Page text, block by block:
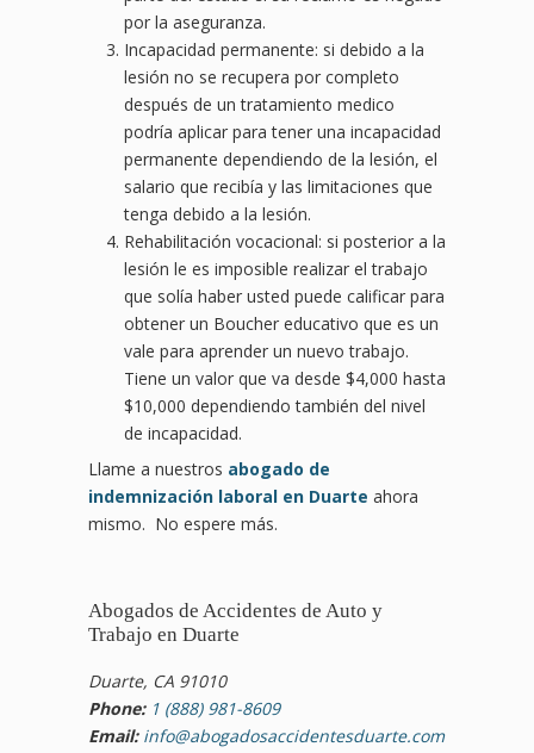
por la aseguranza.
Incapacidad permanente: si debido a la
lesión no se recupera por completo
después de un tratamiento medico
podría aplicar para tener una incapacidad
permanente dependiendo de la lesión, el
salario que recibía y las limitaciones que
tenga debido a la lesión.
Rehabilitación vocacional: si posterior a la
lesión le es imposible realizar el trabajo
que solía haber usted puede calificar para
obtener un Boucher educativo que es un
vale para aprender un nuevo trabajo.
Tiene un valor que va desde $4,000 hasta
$10,000 dependiendo también del nivel
de incapacidad.
Llame a nuestros abogado de
indemnización laboral en Duarte ahora
mismo. No espere más.
Abogados de Accidentes de Auto y
Trabajo en Duarte
Duarte, CA 91010
Phone: 1 (888) 981-8609
Email: info@abogadosaccidentesduarte.com